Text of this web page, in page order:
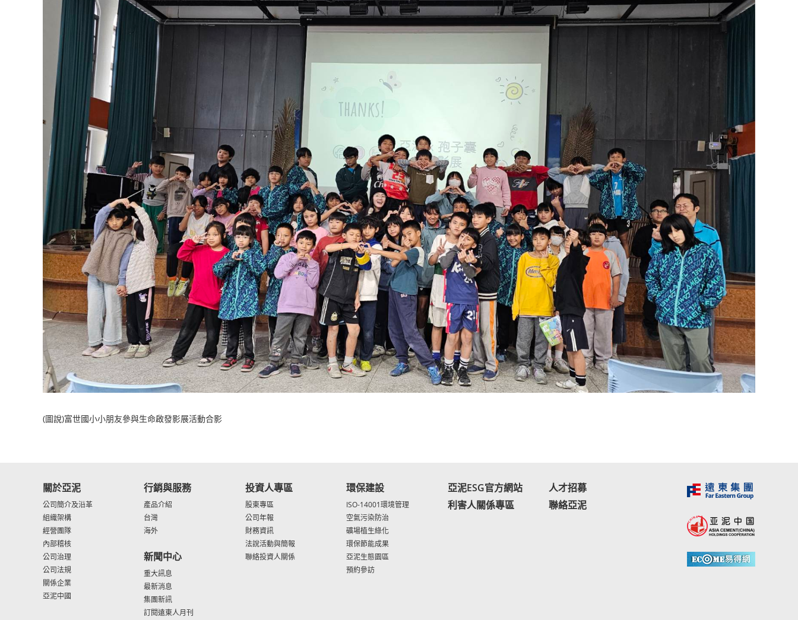
(圖說)富世國小小朋友參與生命啟發影展活動合影
關於亞泥
公司簡介及沿革
組織架構
經營團隊
內部稽核
公司治理
公司法規
關係企業
亞泥中國
行銷與服務
產品介紹
台灣
海外
新聞中心
重大訊息
最新消息
集團新訊
訂閱遠東人月刊
投資人專區
股東專區
公司年報
財務資訊
法說活動與簡報
聯絡投資人關係
環保建設
ISO-14001環境管理
空氣污染防治
礦場植生綠化
環保節能成果
亞泥生態園區
預約參訪
亞泥ESG官方網站
利害人關係專區
人才招募
聯絡亞泥